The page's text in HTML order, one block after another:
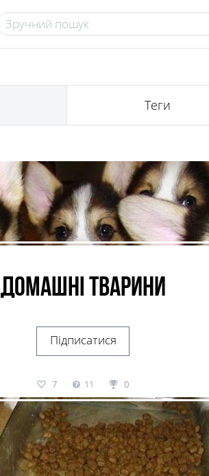
Теги
Домашні тварини
Підписатися
7 11 0